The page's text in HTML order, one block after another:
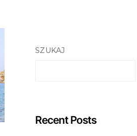
SZUKAJ
Recent Posts